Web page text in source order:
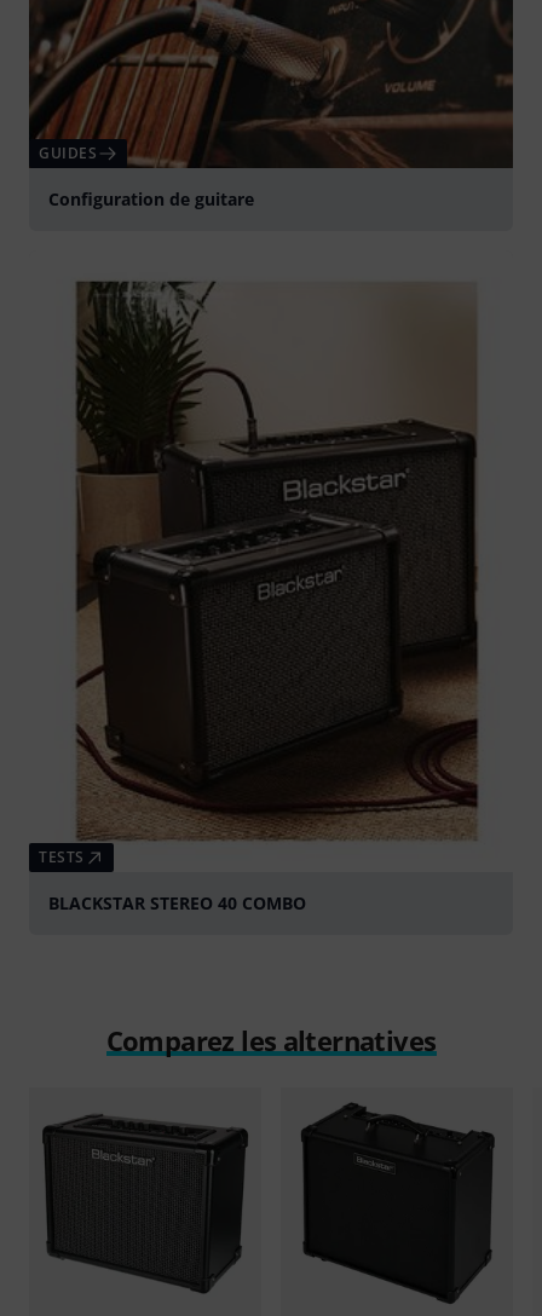
GUIDES
Configuration de guitare
TESTS
BLACKSTAR STEREO 40 COMBO
Comparez les alternatives